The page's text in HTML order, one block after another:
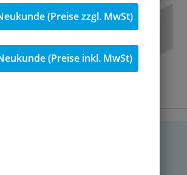
(Preise zzgl. MwSt)
(Preise inkl. MwSt)